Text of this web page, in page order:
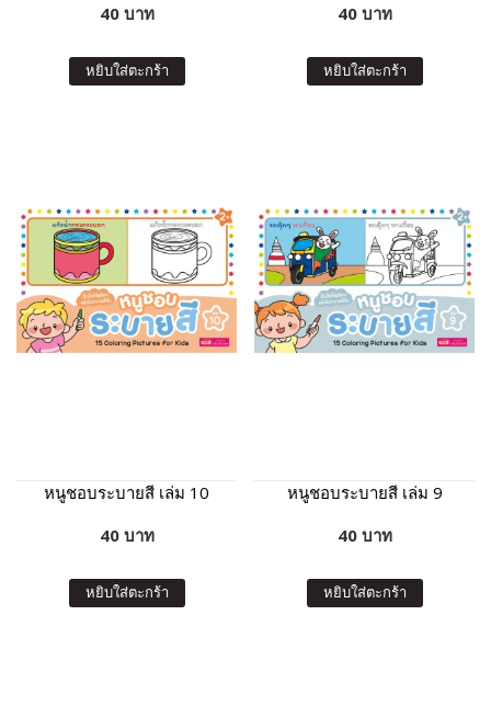
40 บาท
หยิบใส่ตะกร้า
40 บาท
หยิบใส่ตะกร้า
หนูชอบระบายสี เล่ม 10
40 บาท
หยิบใส่ตะกร้า
หนูชอบระบายสี เล่ม 9
40 บาท
หยิบใส่ตะกร้า